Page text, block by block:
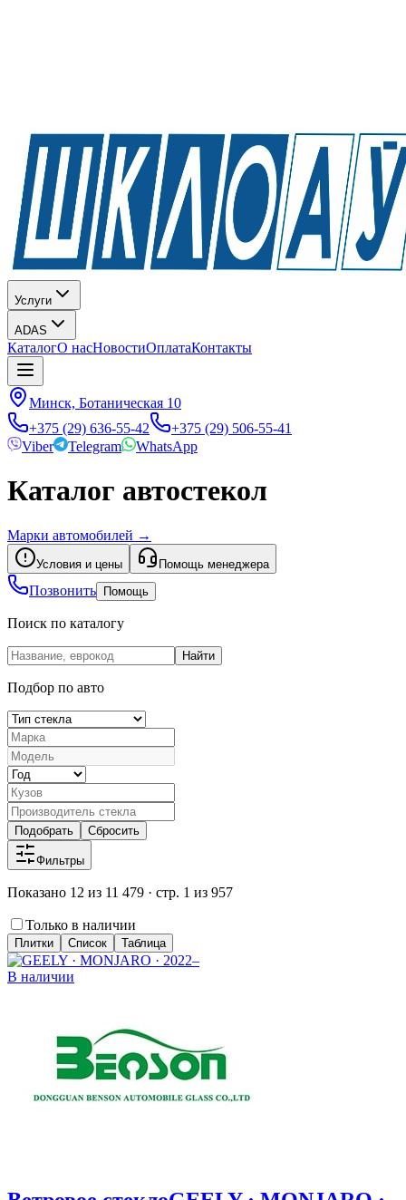
Услуги
ADAS
КаталогО насНовостиОплатаКонтакты
Минск, Ботаническая 10
+375 (29) 636-55-42
+375 (29) 506-55-41
Viber
Telegram WhatsApp
Каталог автостекол
Марки автомобилей →
Условия и цены Помощь менеджера
Позвонить Помощь
Поиск по каталогу
Найти
Подбор по авто
Подобрать Сбросить
Фильтры
Показано 12 из 11 479 · стр. 1 из 957
Только в наличии
Плитки Список Таблица
В наличии